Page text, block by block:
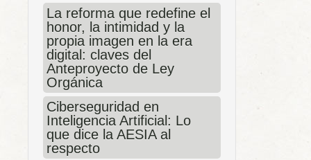
La reforma que redefine el
honor, la intimidad y la
propia imagen en la era
digital: claves del
Anteproyecto de Ley
Orgánica
Ciberseguridad en
Inteligencia Artificial: Lo
que dice la AESIA al
respecto